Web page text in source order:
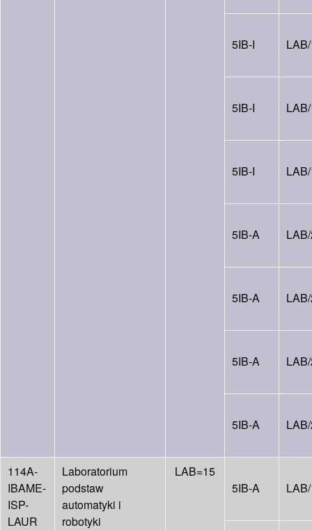
5IB-I
5IB-I
5IB-I
5IB-A
5IB-A
5IB-A
5IB-A
114A-
IBAME-
ISP-
LAUR
Laboratorium
podstaw
automatyki i
robotyki
LAB=15
5IB-A